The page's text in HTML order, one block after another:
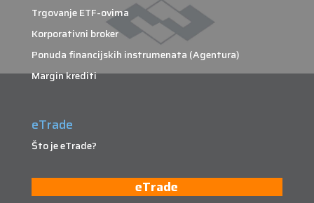
Trgovanje ETF-ovima
Korporativni broker
Ponuda financijskih instrumenata (Agentura)
Margin krediti
eTrade
Što je eTrade?
eTrade